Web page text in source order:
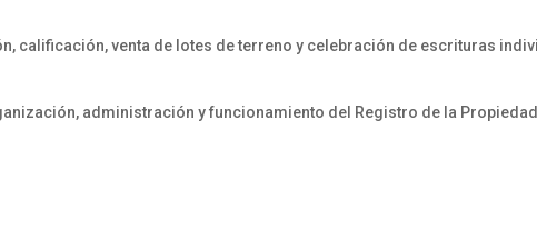
calificación, venta de lotes de terreno y celebración de escrituras
administración y funcionamiento del Registro de la